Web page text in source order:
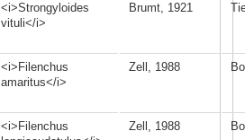
<i>Strongyloides
vituli</i>
Brumt, 1921
<i>Filenchus
amaritus</i>
Zell, 1988
<i>Filenchus
Zell, 1988